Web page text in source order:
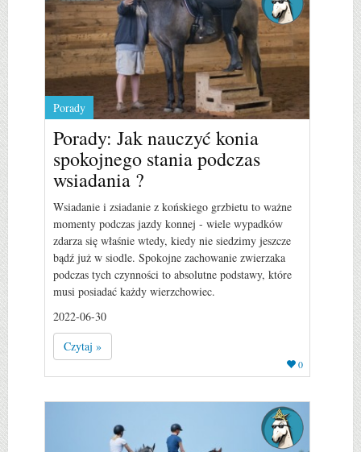
Porady
Porady: Jak nauczyć konia
spokojnego stania podczas
wsiadania ?
Wsiadanie i zsiadanie z końskiego grzbietu to ważne
momenty podczas jazdy konnej - wiele wypadków
zdarza się właśnie wtedy, kiedy nie siedzimy jeszcze
bądź już w siodle. Spokojne zachowanie zwierzaka
podczas tych czynności to absolutne podstawy, które
musi posiadać każdy wierzchowiec.
2022-06-30
Czytaj »
0